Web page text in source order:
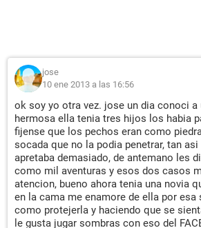
jose
10 ene 2013 a las 16:56
ok soy yo otra vez. jose un dia conoci a
hermosa ella tenia tres hijos los habia
fijense que los pechos eran como
socada que no la podia penetrar, tan
apretaba demasiado, de antemano les
como mil aventuras y esos dos casos
atencion, bueno ahora tenia una novia
en la cama me enamore de ella por
como protejerla y haciendo que se
le gusta jugar sombras con eso del